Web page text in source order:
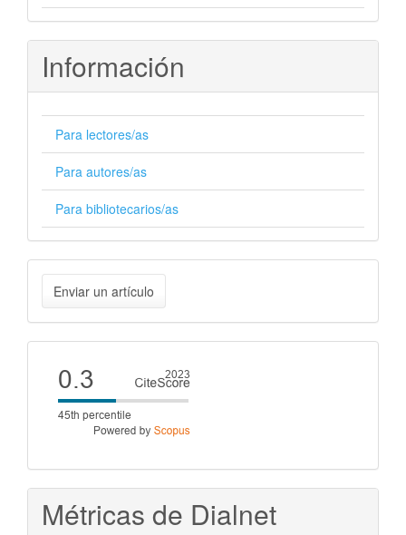
Información
Para lectores/as
Para autores/as
Para bibliotecarios/as
Enviar
un
artículo
Enviar un artículo
Cite
score
Métricas de Dialnet